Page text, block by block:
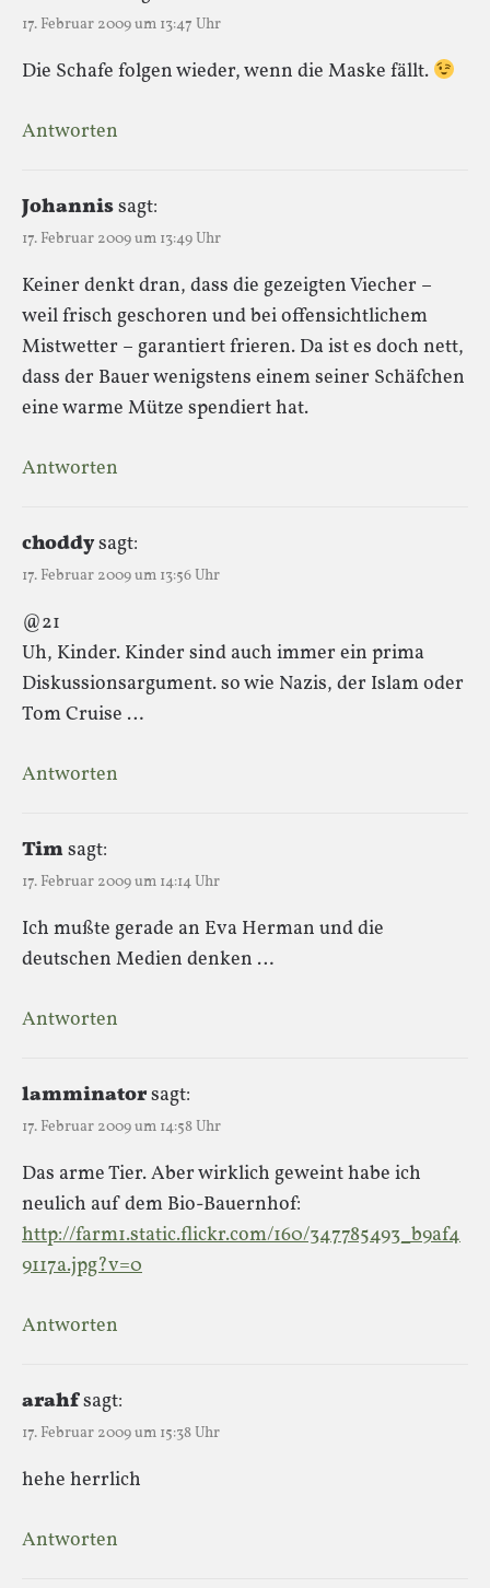
17. Februar 2009 um 13:47 Uhr
Die Schafe folgen wieder, wenn die Maske fällt.
Antworten
Johannissagt:
17. Februar 2009 um 13:49 Uhr
Keiner denkt dran, dass die gezeigten Viecher –
weil frisch geschoren und bei offensichtlichem
Mistwetter – garantiert frieren. Da ist es doch nett,
dass der Bauer wenigstens einem seiner Schäfchen
eine warme Mütze spendiert hat.
Antworten
choddysagt:
17. Februar 2009 um 13:56 Uhr
@21
Uh, Kinder. Kinder sind auch immer ein prima
Diskussionsargument. so wie Nazis, der Islam oder
Tom Cruise …
Antworten
Timsagt:
17. Februar 2009 um 14:14 Uhr
Ich mußte gerade an Eva Herman und die
deutschen Medien denken …
Antworten
lamminatorsagt:
17. Februar 2009 um 14:58 Uhr
Das arme Tier. Aber wirklich geweint habe ich
neulich auf dem Bio-Bauernhof:
http://farm1.static.flickr.com/160/347785493_b9af4
9117a.jpg?v=0
Antworten
arahfsagt:
17. Februar 2009 um 15:38 Uhr
hehe herrlich
Antworten